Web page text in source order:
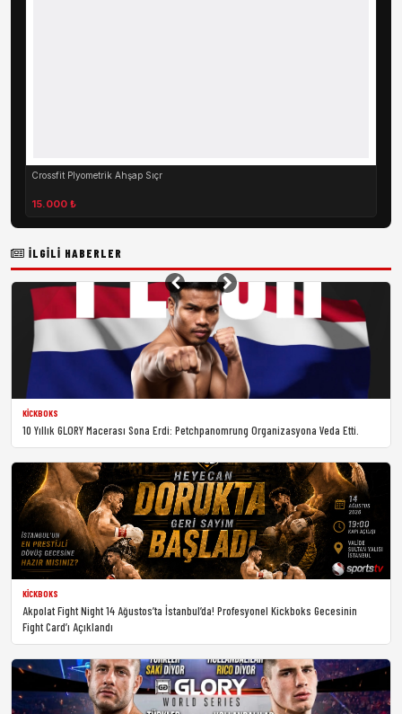
Crossfit Plyometrik Ahşap Sıçr
15.000 ₺
İLGILI HABERLER
KICKBOKS
10 Yıllık GLORY Macerası Sona Erdi: Petchpanomrung Organizasyona Veda Etti.
KICKBOKS
Akpolat Fight Night 14 Ağustos’ta İstanbul’da! Profesyonel Kickboks Gecesinin
Fight Card’ı Açıklandı